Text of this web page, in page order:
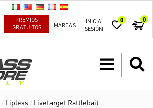
PREMIOS
GRATUITOS
MARCAS
INICIA
SESIÓN
0 0
/ Lipless / Livetarget Rattlebait